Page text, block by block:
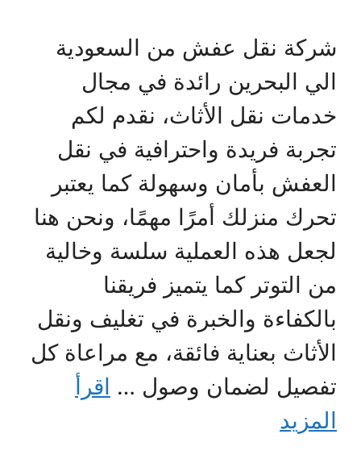
شركة نقل عفش من السعودية
الي البحرين رائدة في مجال
خدمات نقل الأثاث، نقدم لكم
تجربة فريدة واحترافية في نقل
العفش بأمان وسهولة كما يعتبر
تحرك منزلك أمرًا مهمًا، ونحن هنا
لجعل هذه العملية سلسة وخالية
من التوتر كما يتميز فريقنا
بالكفاءة والخبرة في تغليف ونقل
الأثاث بعناية فائقة، مع مراعاة كل
تفصيل لضمان وصول … اقرأ
المزيد